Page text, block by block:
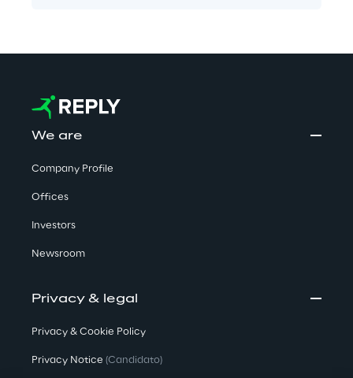
We are
Company Profile
Offices
Investors
Newsroom
Privacy & legal
Privacy & Cookie Policy
Privacy Notice (Candidato)